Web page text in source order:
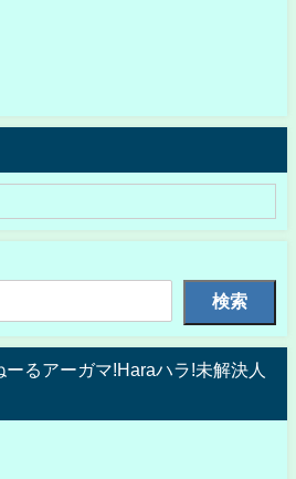
検索
るアーガマ!Haraハラ!未解決人